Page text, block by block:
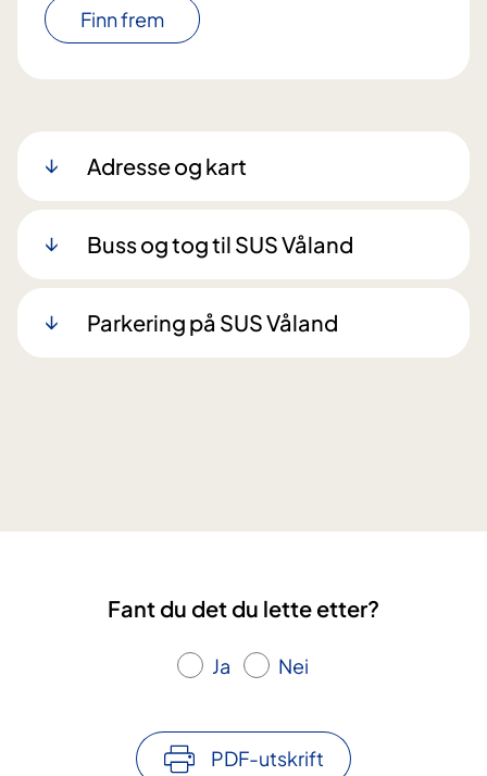
Finn frem
Adresse og kart
Buss og tog til SUS Våland
Parkering på SUS Våland
Fant du det du lette etter?
Ja Nei
PDF-utskrift